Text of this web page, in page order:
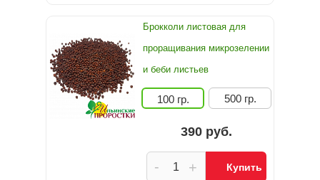
Брокколи листовая для
проращивания микрозелении
и беби листьев
100 гр. 500 гр.
390 руб.
+
- Купить